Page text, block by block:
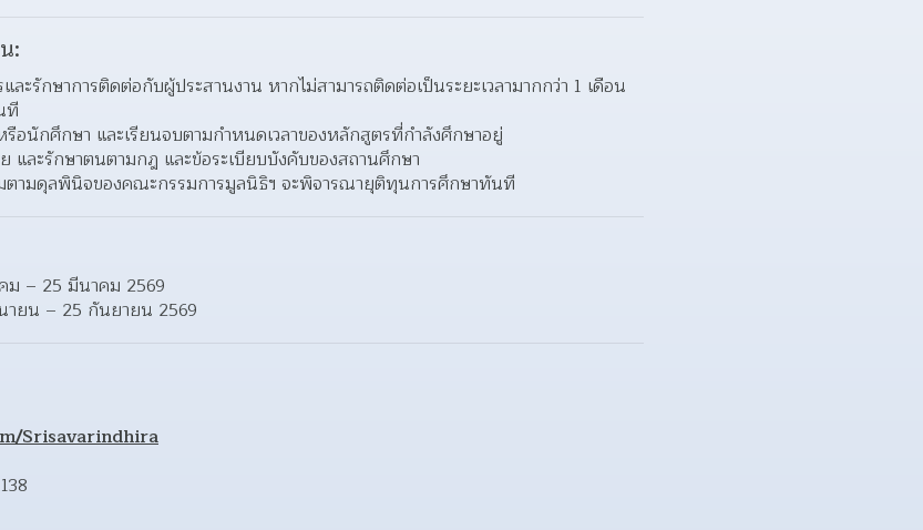
:
ะรักษาการติดต่อกับผู้ประสานงาน หากไม่สามารถติดต่อเป็นระยะเวลามากกว่า 1 เดือน
ที
อนักศึกษา และเรียนจบตามกำหนดเวลาของหลักสูตรที่กำลังศึกษาอยู่
และรักษาตนตามกฎ และข้อระเบียบบังคับของสถานศึกษา
ตามดุลพินิจของคณะกรรมการมูลนิธิฯ จะพิจารณายุติทุนการศึกษาทันที
ม – 25 มีนาคม 2569
ยน – 25 กันยายน 2569
Srisavarindhira